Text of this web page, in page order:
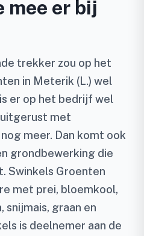
mee er bij
trekker zou op het
in Meterik (L.) wel
er op het bedrijf wel
uitgerust met
meer. Dan komt ook
grondbewerking die
Swinkels Groenten
met prei, bloemkool,
graan en
is deelnemer aan de